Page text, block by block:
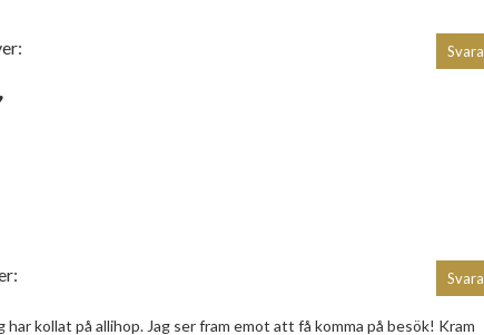
Svara
har kollat på allihop. Jag ser fram emot att få komma på besök! Kram
Svara